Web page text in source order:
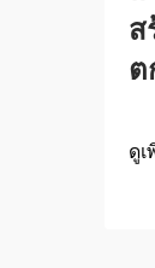
ส
ต
ดูเ